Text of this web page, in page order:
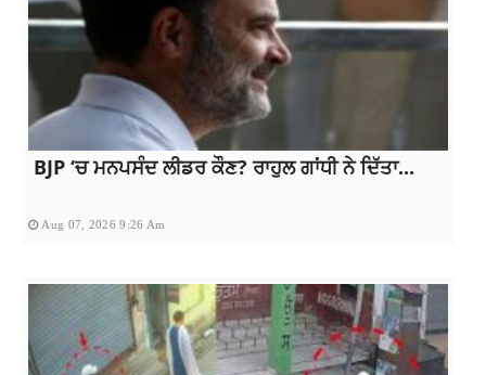
BJP ‘ਚ ਮਨਪਸੰਦ ਲੀਡਰ ਕੌਣ? ਰਾਹੁਲ ਗਾਂਧੀ ਨੇ ਦਿੱਤਾ...
Aug 07, 2026 9:26 Am